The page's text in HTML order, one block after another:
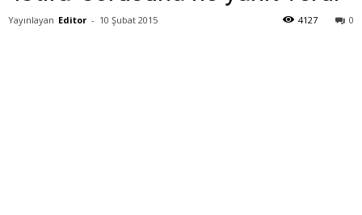
Yayınlayan Editor - 10 Şubat 2015 0
4127